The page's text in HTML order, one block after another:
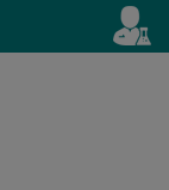
Active
en